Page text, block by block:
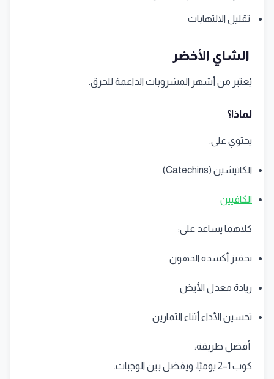
تقليل الالتهابات
الشاي الأخضر
يُعتبر من أشهر المشروبات الداعمة للحرق.
لماذا؟
يحتوي على:
الكاتيشين (Catechins)
الكافيين
كلاهما يساعد على:
تحفيز أكسدة الدهون
زيادة معدل الأيض
تحسين الأداء أثناء التمارين
أفضل طريقة:
كوب 1–2 يوميًا، ويفضل بين الوجبات.